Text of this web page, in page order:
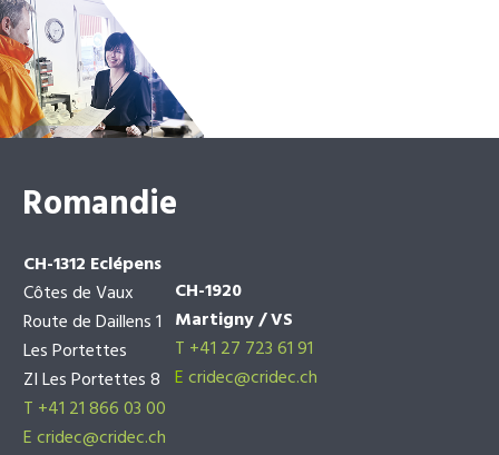
Romandie
CH-1312 Eclépens
Côtes de Vaux
Route de Daillens 1
Les Portettes
ZI Les Portettes 8
T +41 21 866 03 00
Ecridec@cridec.ch
CH-1920
Martigny / VS
T +41 27 723 61 91
Ecridec@cridec.ch